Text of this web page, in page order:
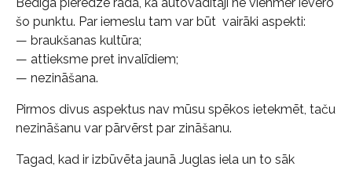
šo punktu. Par iemeslu tam var būt vairāki aspekti:
— braukšanas kultūra;
— attieksme pret invalīdiem;
— nezināšana.
Pirmos divus aspektus nav mūsu spēkos ietekmēt, taču
nezināšanu var pārvērst par zināšanu.
Tagad, kad ir izbūvēta jaunā Juglas iela un to sāk